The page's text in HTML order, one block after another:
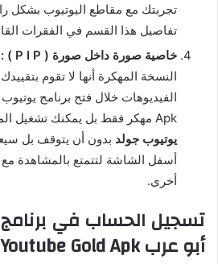
تجربتك مع مقاطع اليوتيوب بشكل
تفاصيل هذا القسم في الفقرات
خاصية صورة داخل صورة ( P I P ) :
النسخة المهكرة أنها لا تقوم
Apk مهكر فقط بل يمكنك تشغيل المقطع والخروج من تطبيق
يوتيوب جولد بدون أن يتوقف بل
أسفل الشاشة لتتمتع بالمشاهدة
أخرى.
تسجيل الحساب في
أبو عرب Youtube Gold Apk بدون حظر